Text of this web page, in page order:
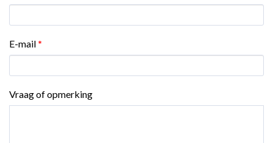
E-mail *
Vraag of opmerking